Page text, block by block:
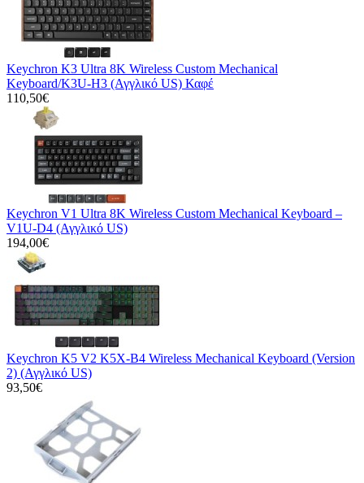
Keychron K3 Ultra 8K Wireless Custom Mechanical
Keyboard/K3U-H3 (Αγγλικό US) Καφέ
110,50€
Keychron V1 Ultra 8K Wireless Custom Mechanical Keyboard –
V1U-D4 (Αγγλικό US)
194,00€
Keychron K5 V2 K5X-B4 Wireless Mechanical Keyboard (Version
2) (Αγγλικό US)
93,50€